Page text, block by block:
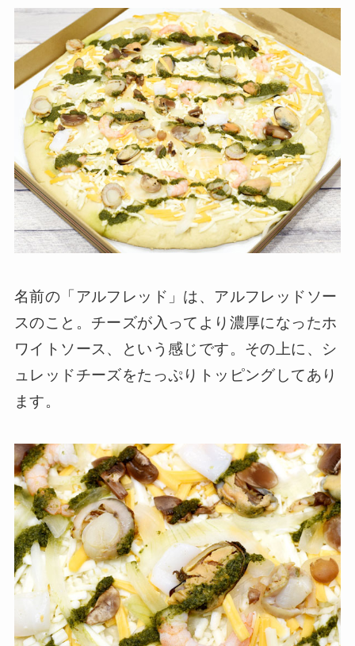
名前の「アルフレッド」は、アルフレッドソー
スのこと。チーズが入ってより濃厚になったホ
ワイトソース、という感じです。その上に、シ
ュレッドチーズをたっぷりトッピングしてあり
ます。